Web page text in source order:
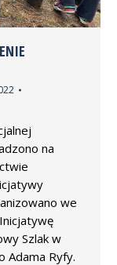
na
we
Szlak w
Adama Ryfy.